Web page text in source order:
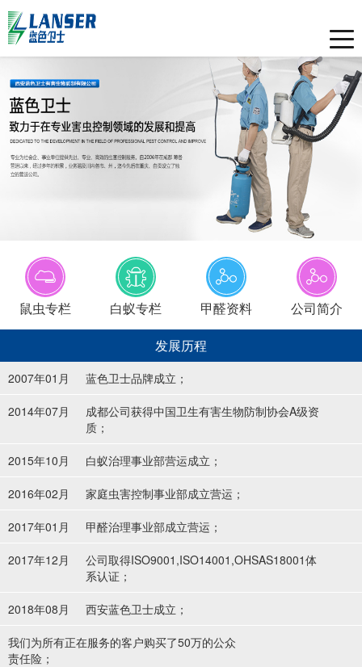
Toggle
鼠虫专栏 白蚁专栏 甲醛资料 公司简介
发展历程
2007年01月 蓝色卫士品牌成立；
2014年07月
成都公司获得中国卫生有害生物防制协会A级资
质；
2015年10月 白蚁治理事业部营运成立；
2016年02月 家庭虫害控制事业部成立营运；
2017年01月 甲醛治理事业部成立营运；
2017年12月
公司取得ISO9001,ISO14001,OHSAS18001体
系认证；
2018年08月 西安蓝色卫士成立；
我们为所有正在服务的客户购买了50万的公众
责任险；